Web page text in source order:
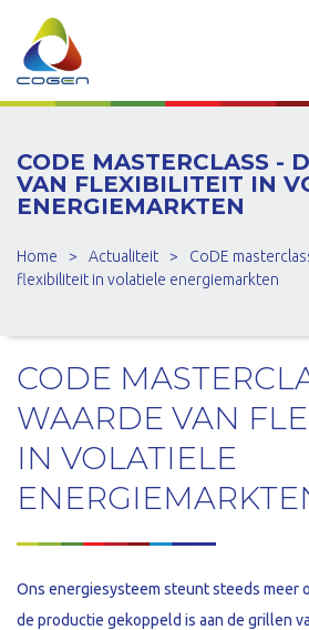
CODE MASTERCLASS -
VAN FLEXIBILITEIT IN
ENERGIEMARKTEN
Home > Actualiteit >
CoDE
flexibiliteit in volatiele energiemarkten
CODE
WAARDE VAN
IN VOLATIELE
Ons energiesysteem steunt steeds meer
de productie gekoppeld is aan de grillen